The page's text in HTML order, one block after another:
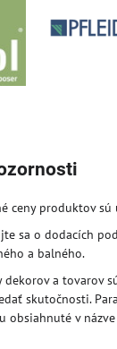
ceny produktov sú
sa o dodacích
a balného.
dekorov a tovarov
skutočnosti.
obsiahnuté v